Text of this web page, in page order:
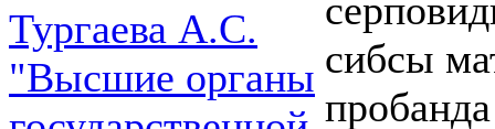
Тургаева А.С.
"Высшие органы сибсы